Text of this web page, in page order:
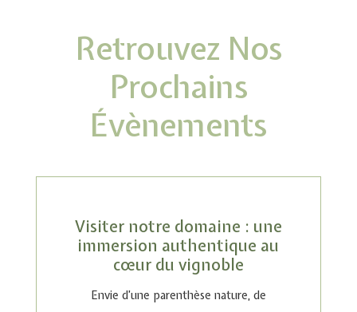
Retrouvez Nos
Prochains
Évènements
Visiter notre domaine : une
immersion authentique au
cœur du vignoble
Envie d’une parenthèse nature, de